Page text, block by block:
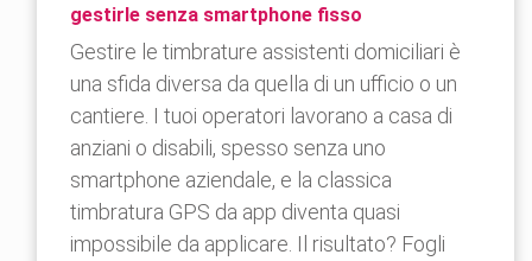
gestirle senza smartphone fisso
Gestire le timbrature assistenti domiciliari è
una sfida diversa da quella di un ufficio o un
cantiere. I tuoi operatori lavorano a casa di
anziani o disabili, spesso senza uno
smartphone aziendale, e la classica
timbratura GPS da app diventa quasi
impossibile da applicare. Il risultato? Fogli